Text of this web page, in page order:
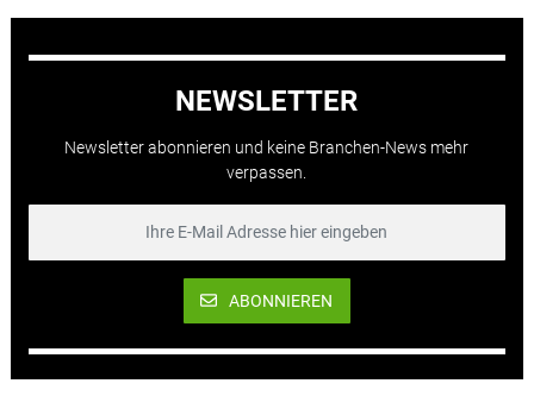
NEWSLETTER
Newsletter abonnieren und keine Branchen-News mehr
verpassen.
ABONNIEREN